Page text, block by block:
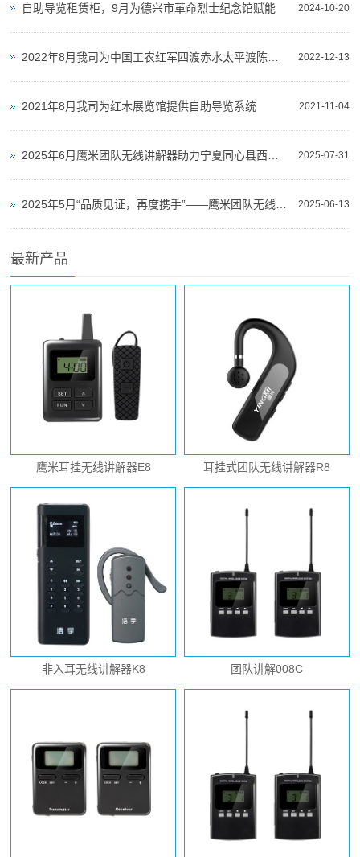
2024-10-20
自助导览租赁柜，9月为德兴市革命烈士纪念馆赋能
2022-12-13
2021-11-04
2021年8月我司为红木展览馆提供自助导览系统
2025-07-31
2025-06-13
最新产品
鹰米耳挂无线讲解器E8 耳挂式团队无线讲解器R8
非入耳无线讲解器K8 团队讲解008C